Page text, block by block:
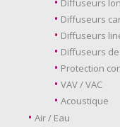
Diffuseurs
Diffuseurs
Diffuseurs
Diffuseurs
Protection
VAV / VAC
Acoustique
Air / Eau